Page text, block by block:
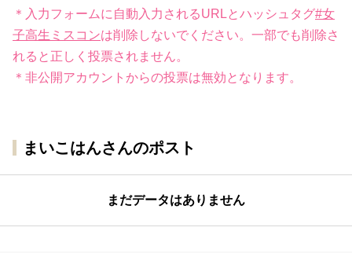
＊入力フォームに自動入力されるURLとハッシュタグ#女
子高生ミスコンは削除しないでください。一部でも削除さ
れると正しく投票されません。
＊非公開アカウントからの投票は無効となります。
まいこはんさんのポスト
まだデータはありません